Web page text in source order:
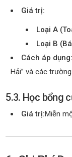
Giá trị:
Loại A
Loại B
Cách áp
Hải” và các trường.
5.3. Học bổng
Giá trị:Miễn